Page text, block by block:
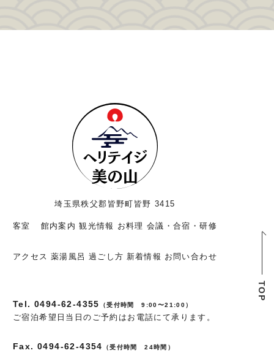
埼玉県秩父郡皆野町皆野 3415
客室 館内案内 観光情報 お料理 会議・合宿・研修
アクセス 薬湯風呂 過ごし方 新着情報 お問い合わせ
Tel. 0494-62-4355 （受付時間 9:00〜21:00）
ご宿泊希望日当日のご予約はお電話にて承ります。
Fax. 0494-62-4354 （受付時間 24時間）